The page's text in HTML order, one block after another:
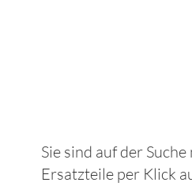
Sie sind auf der
Ersatzteile per Klick